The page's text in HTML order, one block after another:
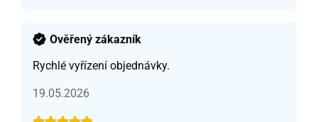
Ověřený zákazník
Rychlé vyřízení objednávky.
19.05.2026